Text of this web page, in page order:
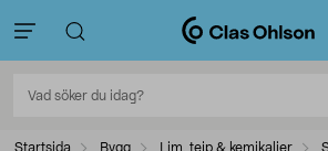
Startsida Bygg Lim, tejp & kemikalier